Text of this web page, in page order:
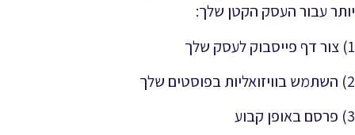
יותר עבור העסק הקטן שלך:
1) צור דף פייסבוק לעסק שלך
2) השתמש בוויזואליות בפוסטים שלך
3) פרסם באופן קבוע